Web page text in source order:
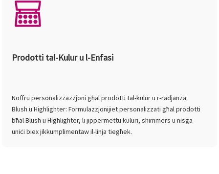
Prodotti tal-Kulur u l-Enfasi
Noffru personalizzazzjoni għal prodotti tal-kulur u r-radjanza:
Blush u Highlighter: Formulazzjonijiet personalizzati għal prodotti
bħal Blush u Highlighter, li jippermettu kuluri, shimmers u nisġa
uniċi biex jikkumplimentaw il-linja tiegħek.